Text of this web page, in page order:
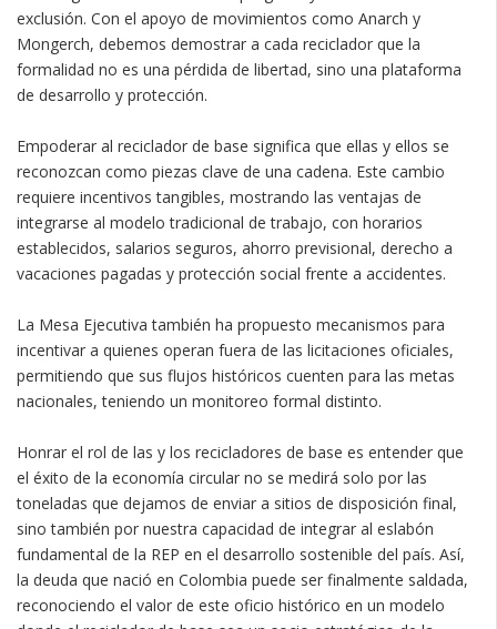
exclusión. Con el apoyo de movimientos como Anarch y
Mongerch, debemos demostrar a cada reciclador que la
formalidad no es una pérdida de libertad, sino una plataforma
de desarrollo y protección.
Empoderar al reciclador de base significa que ellas y ellos se
reconozcan como piezas clave de una cadena. Este cambio
requiere incentivos tangibles, mostrando las ventajas de
integrarse al modelo tradicional de trabajo, con horarios
establecidos, salarios seguros, ahorro previsional, derecho a
vacaciones pagadas y protección social frente a accidentes.
La Mesa Ejecutiva también ha propuesto mecanismos para
incentivar a quienes operan fuera de las licitaciones oficiales,
permitiendo que sus flujos históricos cuenten para las metas
nacionales, teniendo un monitoreo formal distinto.
Honrar el rol de las y los recicladores de base es entender que
el éxito de la economía circular no se medirá solo por las
toneladas que dejamos de enviar a sitios de disposición final,
sino también por nuestra capacidad de integrar al eslabón
fundamental de la REP en el desarrollo sostenible del país. Así,
la deuda que nació en Colombia puede ser finalmente saldada,
reconociendo el valor de este oficio histórico en un modelo